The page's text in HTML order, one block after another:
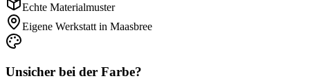
Echte Materialmuster
Eigene Werkstatt in Maasbree
Unsicher bei der Farbe?